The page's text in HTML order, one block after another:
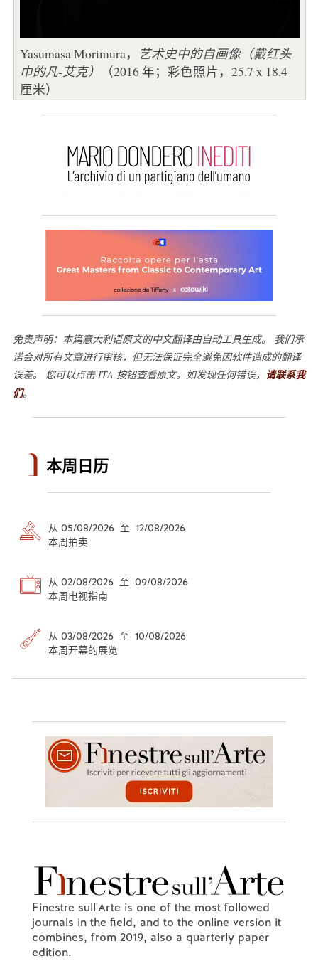
Yasumasa Morimura，
艺术史中的自画像（戴红头
巾的凡-艾克）
（2016 年；彩色照片，25.7 x 18.4
厘米）
免责声明：本篇意大利语原文的中文翻译由自动工具生成。 我们承
诺会对所有文章进行审核，但无法保证完全避免因软件造成的翻译
误差。 您可以点击 ITA 按钮查看原文。如发现任何错误， 请联系我
们。
本周日历
从 05/08/2026 至 12/08/2026
本周拍卖
从 02/08/2026 至 09/08/2026
本周电视指南
从 03/08/2026 至 10/08/2026
本周开幕的展览
Finestre sull'Arte is one of the most followed
journals in the field, and to the online version it
combines, from 2019, also a quarterly paper
edition.